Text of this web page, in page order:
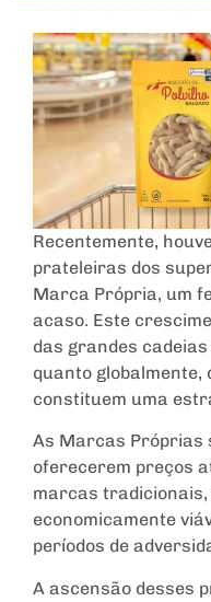
Recentemente,
prateleiras dos
Marca Própria, um
acaso. Este
das grandes
quanto globalmente,
constituem uma
As Marcas
oferecerem preços
marcas
economicamente
períodos de
A ascensão desses